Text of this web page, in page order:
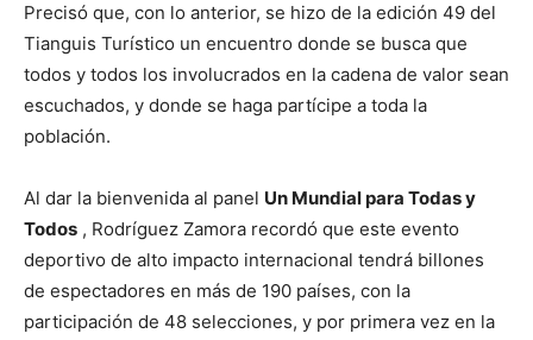
Precisó que, con lo anterior, se hizo de la edición 49 del
Tianguis Turístico un encuentro donde se busca que
todos y todos los involucrados en la cadena de valor sean
escuchados, y donde se haga partícipe a toda la
población.
Al dar la bienvenida al panel Un Mundial para Todas y
Todos , Rodríguez Zamora recordó que este evento
deportivo de alto impacto internacional tendrá billones
de espectadores en más de 190 países, con la
participación de 48 selecciones, y por primera vez en la